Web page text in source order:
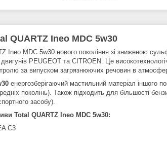
QUARTZ Ineo MDC 5w30
Ineo MDC 5w30 нового покоління зі зниженою
PEUGEOT та CITROEN. Це
за випуском загрязнюючих речовин в
енергозберігаючий мастильний матеріал іншого
поколінь). Також підходить для більшості
засобу).
Total QUARTZ Ineo MDC 5w30:
C3